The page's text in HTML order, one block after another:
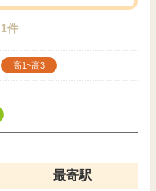
1件
高1~高3
最寄駅